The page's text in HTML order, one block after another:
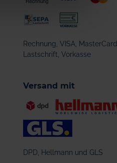
Rechnung, VISA,
Lastschrift, Vorkasse
Versand mit
DPD, Hellmann und GLS